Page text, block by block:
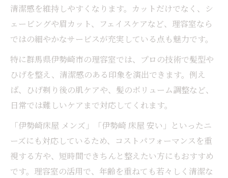
清潔感を維持しやすくなります。カットだけでなく、シ
ェービングや眉カット、フェイスケアなど、理容室なら
ではの細やかなサービスが充実している点も魅力です。
特に群馬県伊勢崎市の理容室では、プロの技術で髪型や
ひげを整え、清潔感のある印象を演出できます。例え
ば、ひげ剃り後の肌ケアや、髪のボリューム調整など、
日常では難しいケアまで対応してくれます。
「伊勢崎床屋 メンズ」「伊勢崎 床屋 安い」といったニ
ーズにも対応しているため、コストパフォーマンスを重
視する方や、短時間できちんと整えたい方にもおすすめ
です。理容室の活用で、年齢を重ねても若々しく清潔な